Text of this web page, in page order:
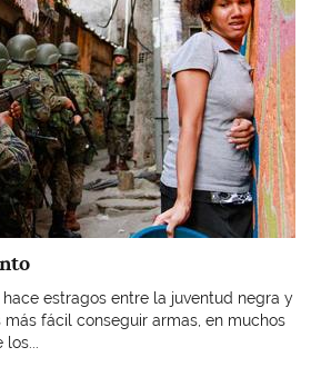
hace estragos entre la juventud negra y
fácil conseguir armas, en muchos